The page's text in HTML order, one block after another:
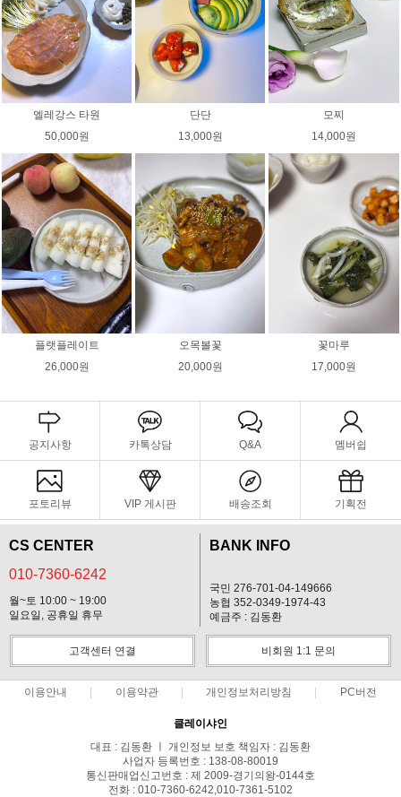
엘레강스 타원
50,000원
단단
13,000원
모찌
14,000원
플랫플레이트
26,000원
오목볼꽃
20,000원
꽃마루
17,000원
공지사항 카톡상담 Q&A 멤버쉽
포토리뷰 VIP 게시판 배송조회 기획전
CS CENTER
010-7360-6242
월~토 10:00 ~ 19:00
일요일, 공휴일 휴무
BANK INFO
국민 276-701-04-149666
농협 352-0349-1974-43
예금주 : 김동환
고객센터 연결 비회원 1:1 문의
이용안내 이용약관 개인정보처리방침 PC버전
클레이샤인
대표 : 김동환 ㅣ 개인정보 보호 책임자 : 김동환
사업자 등록번호 : 138-08-80019
통신판매업신고번호 : 제 2009-경기의왕-0144호
전화 : 010-7360-6242,010-7361-5102